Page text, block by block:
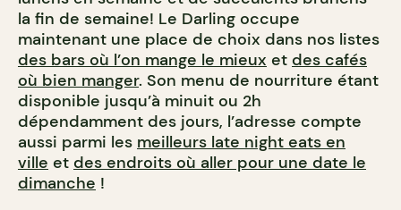
la fin de semaine! Le Darling occupe
maintenant une place de choix dans nos listes
des bars où l’on mange le mieux et des cafés
où bien manger. Son menu de nourriture étant
disponible jusqu’à minuit ou 2h
dépendamment des jours, l’adresse compte
aussi parmi les meilleurs late night eats en
ville et des endroits où aller pour une date le
dimanche !